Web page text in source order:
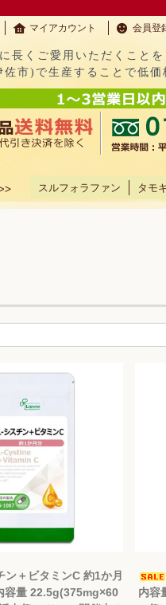
マイアカウント 会員登
長くご愛用いただくことを
市)で生産することで低価
スルフォラファン タモ
ン＋ビタミンC 約1か月
容量 22.5g(375mg×60
内容